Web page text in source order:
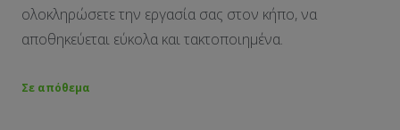
ολοκληρώσετε την εργασία σας στον κήπο, να
αποθηκεύεται εύκολα και τακτοποιημένα.
Σε απόθεμα